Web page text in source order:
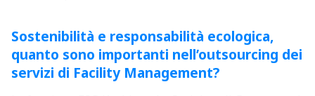
Sostenibilità e responsabilità ecologica,
quanto sono importanti nell’outsourcing dei
servizi di Facility Management?